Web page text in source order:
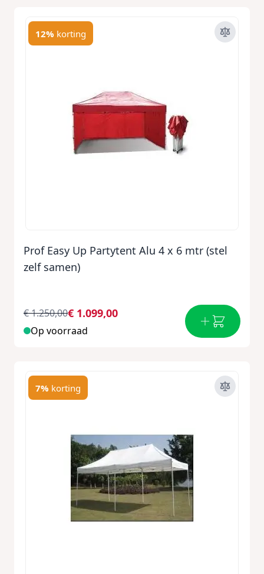
12% korting
Prof Easy Up Partytent Alu 4 x 6 mtr (stel
zelf samen)
€ 1.099,00
€ 1.250,00
Op voorraad
7% korting